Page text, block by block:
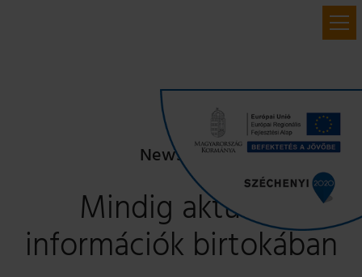
Newsroom
Mindig aktuális
információk birtokában